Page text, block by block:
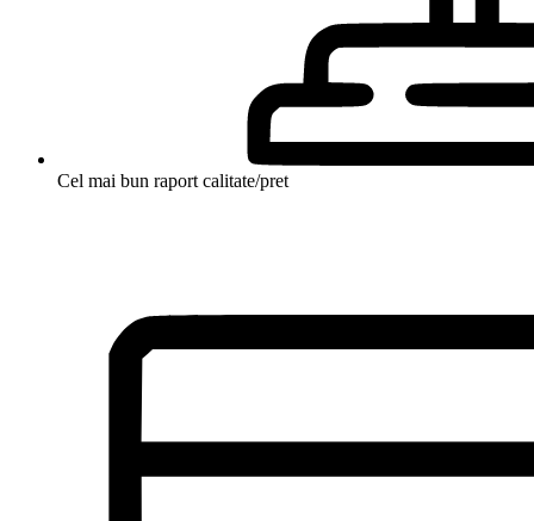
Cel mai bun raport calitate/pret